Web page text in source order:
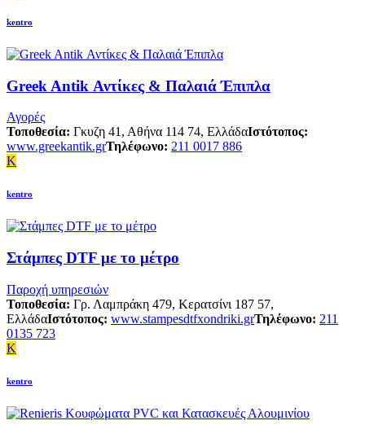
kentro
Greek Antik Αντίκες & Παλαιά Έπιπλα
Αγορές
Τοποθεσία: Γκυζη 41, Αθήνα 114 74, ΕλλάδαΙστότοπος:
www.greekantik.grΤηλέφωνο: 211 0017 886
K
kentro
Στάμπες DTF με το μέτρο
Παροχή υπηρεσιών
Τοποθεσία: Γρ. Λαμπράκη 479, Κερατσίνι 187 57,
ΕλλάδαΙστότοπος: www.stampesdtfxondriki.grΤηλέφωνο: 211
0135 723
K
kentro